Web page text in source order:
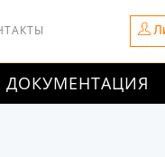
ДОКУМЕНТАЦИЯ